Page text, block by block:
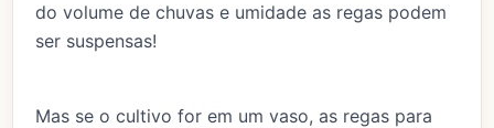
do volume de chuvas e umidade as regas podem
ser suspensas!
Mas se o cultivo for em um vaso, as regas para